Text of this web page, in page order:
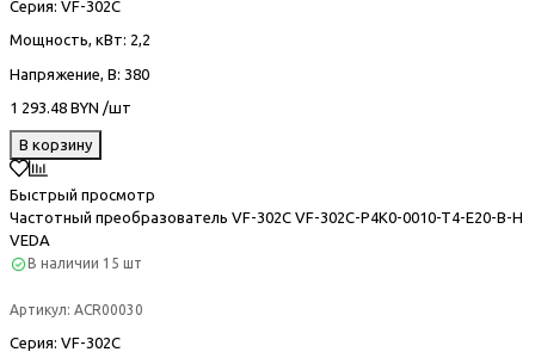
Серия: VF-302С
Мощность, кВт: 2,2
Напряжение, В: 380
1 293.48 BYN /шт
В корзину
Быстрый просмотр
Частотный преобразователь VF-302С VF-302C-P4K0-0010-T4-E20-B-H
VEDA
В наличии 15 шт
Артикул: ACR00030
Серия: VF-302С